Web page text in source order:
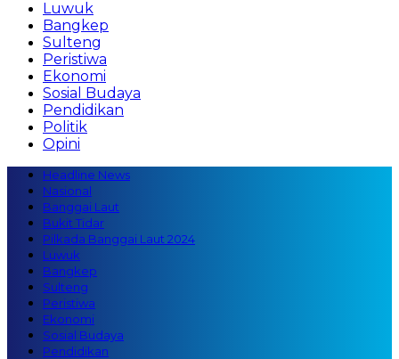
Luwuk
Bangkep
Sulteng
Peristiwa
Ekonomi
Sosial Budaya
Pendidikan
Politik
Opini
Headline News
Nasional
Banggai Laut
Bukit Tidar
Pilkada Banggai Laut 2024
Luwuk
Bangkep
Sulteng
Peristiwa
Ekonomi
Sosial Budaya
Pendidikan